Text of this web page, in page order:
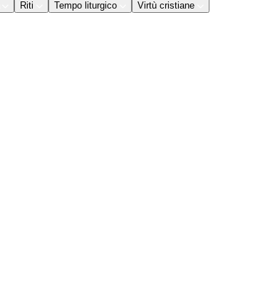
Riti Tempo liturgico Virtù cristiane